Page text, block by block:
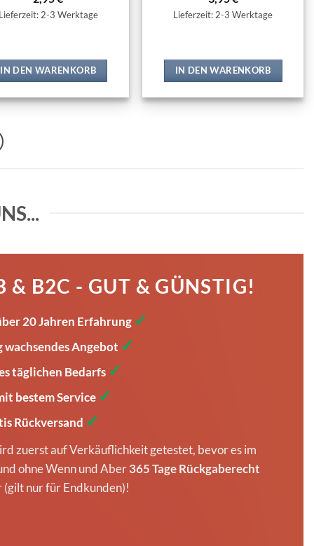
Lieferzeit: 2-3 Werktage
IN DEN WARENKORB
Lieferzeit: 2-3 Werktage
IN DEN WARENKORB
& B2C - GUT & GÜNSTIG!
20 Jahren Erfahrung ✓
Angebot ✓
täglichen Bedarfs ✓
bestem Service ✓
Rückversand ✓
zuerst auf Verkäuflichkeit getestet, bevor es im
ohne Wenn und Aber365 Tage Rückgaberecht
nur für Endkunden)!